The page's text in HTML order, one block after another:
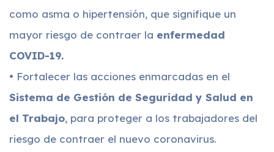
como asma o hipertensión, que signifique un
mayor riesgo de contraer la enfermedad
COVID-19.
• Fortalecer las acciones enmarcadas en el
Sistema de Gestión de Seguridad y Salud en
el Trabajo, para proteger a los trabajadores del
riesgo de contraer el nuevo coronavirus.